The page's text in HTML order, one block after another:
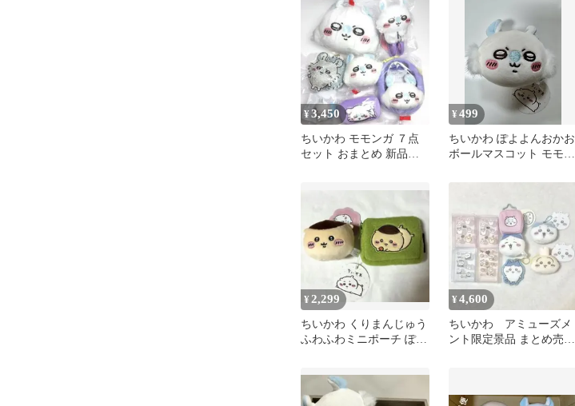
¥3,450
ちいかわ モモンガ ７点
セット おまとめ 新品未
¥499
ちいかわ ぽよよんおかお
ボールマスコット モモン
¥2,299
ちいかわ くりまんじゅう
ふわふわミニポーチ ぽよ
¥4,600
ちいかわ アミューズメ
ント限定景品 まとめ売